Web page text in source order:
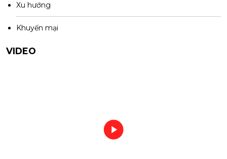
Xu hướng
Khuyến mại
VIDEO